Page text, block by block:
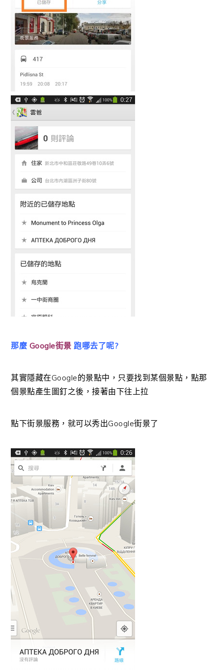
那麼 Google街景 跑哪去了呢?
其實隱藏在Google的景點中，只要找到某個景點，點那
個景點產生圖釘之後，接著由下往上拉
點下街景服務，就可以秀出Google街景了